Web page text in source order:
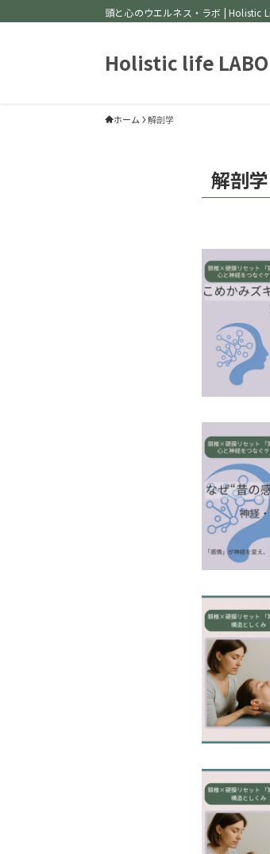
頭と心のウエルネス・ラボ | Holistic
Holistic life LABO
ホーム 解剖学
解剖学